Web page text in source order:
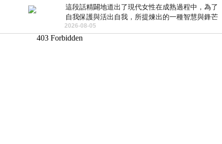
這段話精闢地道出了現代女性在成熟過程中，為了
自我保護與活出自我，所提煉出的一種智慧與鋒芒
的平衡。 核心解讀與看法
2026-08-05